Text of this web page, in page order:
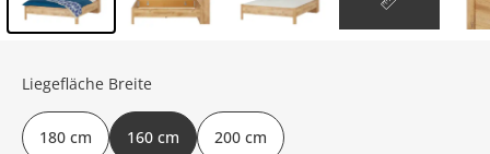
Liegefläche Breite
180 cm 160 cm 200 cm